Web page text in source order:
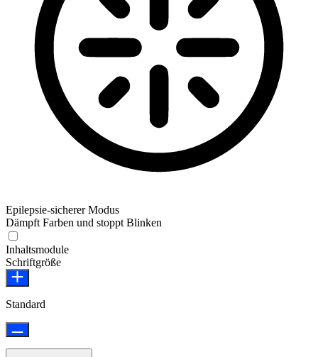
Epilepsie-sicherer Modus
Dämpft Farben und stoppt Blinken
Inhaltsmodule
Schriftgröße
Standard